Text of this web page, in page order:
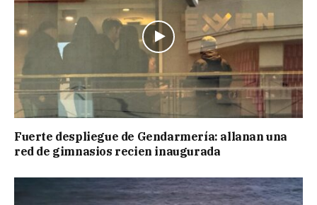
Fuerte despliegue de Gendarmería: allanan una
red de gimnasios recien inaugurada